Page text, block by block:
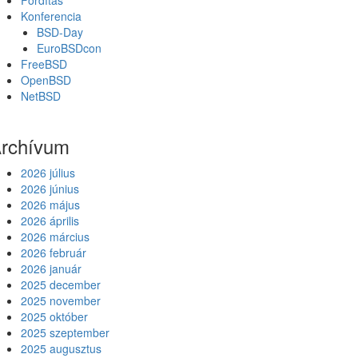
Konferencia
BSD-Day
EuroBSDcon
FreeBSD
OpenBSD
NetBSD
2026 július
2026 június
2026 május
2026 április
2026 március
2026 február
2026 január
2025 december
2025 november
2025 október
2025 szeptember
2025 augusztus